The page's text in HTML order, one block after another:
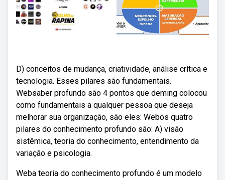
D) conceitos de mudança, criatividade, análise crítica e
tecnologia. Esses pilares são fundamentais.
Websaber profundo são 4 pontos que deming colocou
como fundamentais a qualquer pessoa que deseja
melhorar sua organização, são eles: Webos quatro
pilares do conhecimento profundo são: A) visão
sistêmica, teoria do conhecimento, entendimento da
variação e psicologia.
Weba teoria do conhecimento profundo é um modelo